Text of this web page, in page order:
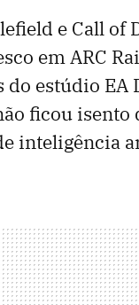
e Call of
em ARC
estúdio EA
ficou
inteligência